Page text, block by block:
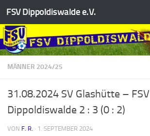
Zum Inhalt springen
FSV Dippoldiswalde e.V.
MÄNNER 2024/25
31.08.2024 SV Glashütte – FSV
Dippoldiswalde 2 : 3 (0 : 2)
VON F. R. · 1. SEPTEMBER 2024